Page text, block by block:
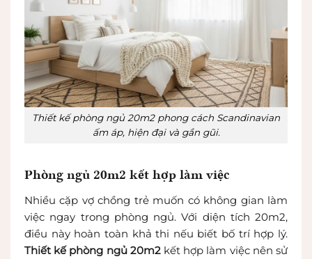
Thiết kế phòng ngủ 20m2 phong cách Scandinavian
ấm áp, hiện đại và gần gũi.
Phòng ngủ 20m2 kết hợp làm việc
Nhiều cặp vợ chồng trẻ muốn có không gian làm
việc ngay trong phòng ngủ. Với diện tích 20m2,
điều này hoàn toàn khả thi nếu biết bố trí hợp lý.
Thiết kế phòng ngủ 20m2kết hợp làm việc nên sử